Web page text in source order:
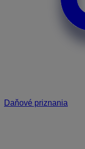
Daňové priznania